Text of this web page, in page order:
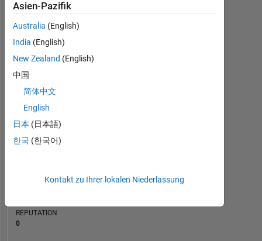
BEITRÄGE L
0
1
2
REPUTATION
0
Asien-Pazifik
Australia (English)
India (English)
New Zealand (English)
中国
简体中文
English
日本 (日本語)
한국 (한국어)
Kontakt zu Ihrer lokalen Niederlassung